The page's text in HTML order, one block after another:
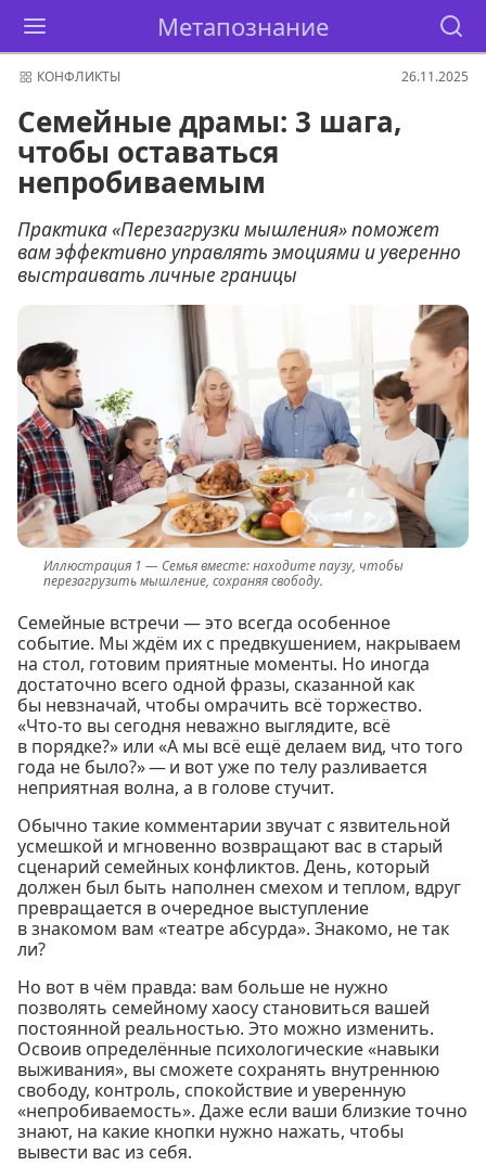
Метапознание
КОНФЛИКТЫ 26.11.2025
Семейные драмы: 3 шага,
чтобы оставаться
непробиваемым
Практика «Перезагрузки мышления» поможет
вам эффективно управлять эмоциями и уверенно
выстраивать личные границы
Семья вместе: находите паузу, чтобы
перезагрузить мышление, сохраняя свободу.
Семейные встречи — это всегда особенное
событие. Мы ждём их с предвкушением, накрываем
на стол, готовим приятные моменты. Но иногда
достаточно всего одной фразы, сказанной как
бы невзначай, чтобы омрачить всё торжество.
«Что-то вы сегодня неважно выглядите, всё
в порядке?» или «А мы всё ещё делаем вид, что того
года не было?» — и вот уже по телу разливается
неприятная волна, а в голове стучит.
Обычно такие комментарии звучат с язвительной
усмешкой и мгновенно возвращают вас в старый
сценарий семейных конфликтов. День, который
должен был быть наполнен смехом и теплом, вдруг
превращается в очередное выступление
в знакомом вам «театре абсурда». Знакомо, не так
ли?
Но вот в чём правда: вам больше не нужно
позволять семейному хаосу становиться вашей
постоянной реальностью. Это можно изменить.
Освоив определённые психологические «навыки
выживания», вы сможете сохранять внутреннюю
свободу, контроль, спокойствие и уверенную
«непробиваемость». Даже если ваши близкие точно
знают, на какие кнопки нужно нажать, чтобы
вывести вас из себя.